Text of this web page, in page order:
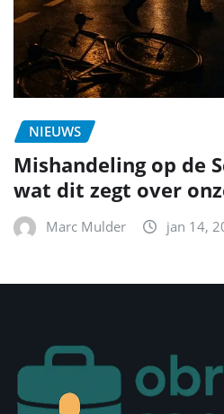
NIEUWS
Mishandeling op de
wat dit zegt over
Marc Mulder jan 14,